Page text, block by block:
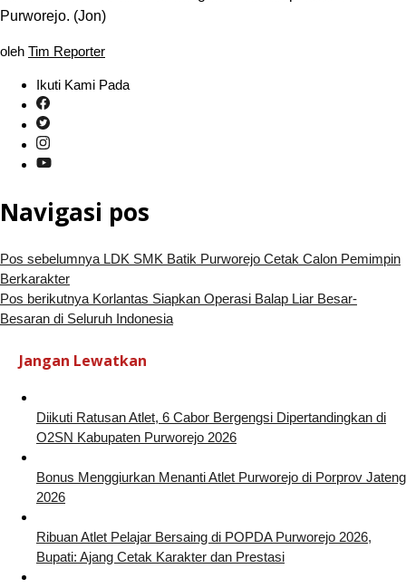
Purworejo. (Jon)
oleh Tim Reporter
Ikuti Kami Pada
Navigasi pos
Pos sebelumnya LDK SMK Batik Purworejo Cetak Calon Pemimpin
Berkarakter
Pos berikutnya Korlantas Siapkan Operasi Balap Liar Besar-
Besaran di Seluruh Indonesia
Jangan Lewatkan
Diikuti Ratusan Atlet, 6 Cabor Bergengsi Dipertandingkan di
O2SN Kabupaten Purworejo 2026
Bonus Menggiurkan Menanti Atlet Purworejo di Porprov Jateng
2026
Ribuan Atlet Pelajar Bersaing di POPDA Purworejo 2026,
Bupati: Ajang Cetak Karakter dan Prestasi